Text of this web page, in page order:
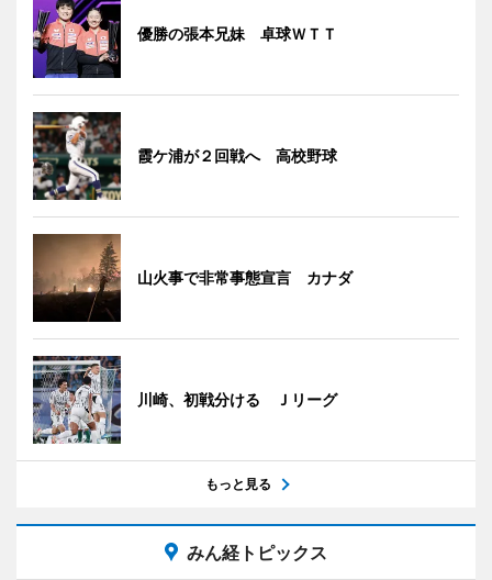
優勝の張本兄妹 卓球ＷＴＴ
霞ケ浦が２回戦へ 高校野球
山火事で非常事態宣言 カナダ
川崎、初戦分ける Ｊリーグ
もっと見る
みん経トピックス